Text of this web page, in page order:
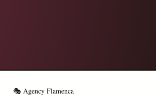
🎭 Agency Flamenca